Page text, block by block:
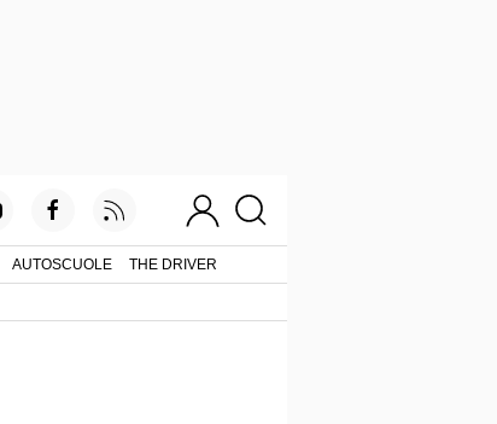
AUTOSCUOLE THE DRIVER